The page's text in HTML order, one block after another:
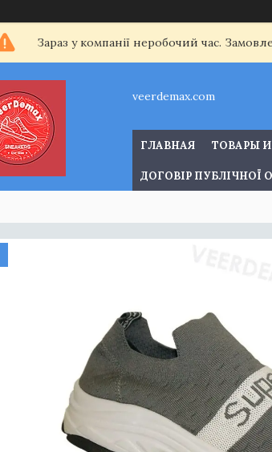
Зараз у компанії неробочий час.
veerdemax.com
ГЛАВНАЯ ТОВАРЫ
ДОГОВІР ПУБЛІЧНОЇ